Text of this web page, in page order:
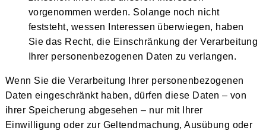
vorgenommen werden. Solange noch nicht
feststeht, wessen Interessen überwiegen, haben
Sie das Recht, die Einschränkung der Verarbeitung
Ihrer personenbezogenen Daten zu verlangen.
Wenn Sie die Verarbeitung Ihrer personenbezogenen
Daten eingeschränkt haben, dürfen diese Daten – von
ihrer Speicherung abgesehen – nur mit Ihrer
Einwilligung oder zur Geltendmachung, Ausübung oder